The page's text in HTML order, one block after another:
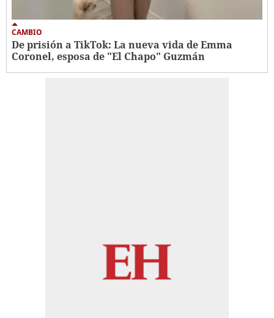
CAMBIO
De prisión a TikTok: La nueva vida de Emma
Coronel, esposa de "El Chapo" Guzmán